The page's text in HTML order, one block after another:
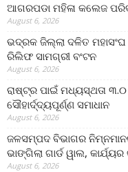
ଆଗରପଡା ମହିଳା କଲେଜ
August 6, 2026
ଭଦ୍ରକ ଜିଲ୍ଲା ଦଳିତ
ରିଲିଫ ସାମଗ୍ରୀ ବଂଟନ
August 6, 2026
ରାଷ୍ଟ୍ର ପାଇଁ ମଧ୍ୟସ୍ଥତା ୩.୦
ସୌହାର୍ଦ୍ଦ୍ୟପୂର୍ଣ୍ଣ ସମାଧାନ
August 6, 2026
ଜଳସମ୍ପଦ ବିଭାଗର
ଭାଙ୍ଗିଲା ଗାର୍ଡ ୱାଲ,
August 6, 2026